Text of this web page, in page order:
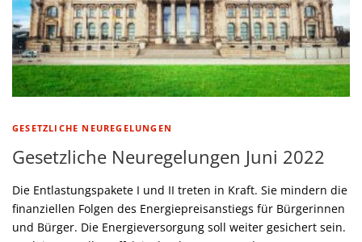
GESETZLICHE NEUREGELUNGEN
Gesetzliche Neuregelungen Juni 2022
Die Entlastungspakete I und II treten in Kraft. Sie mindern die
finanziellen Folgen des Energiepreisanstiegs für Bürgerinnen
und Bürger. Die Energieversorgung soll weiter gesichert sein.